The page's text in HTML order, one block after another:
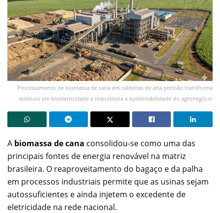
Processamento de biomassa de cana em caldeiras de alta pressão transforma
resíduos em bioeletricidade e impulsiona a sustentabilidade do agronegócio
A biomassa de cana consolidou-se como uma das
principais fontes de energia renovável na matriz
brasileira. O reaproveitamento do bagaço e da palha
em processos industriais permite que as usinas sejam
autossuficientes e ainda injetem o excedente de
eletricidade na rede nacional.